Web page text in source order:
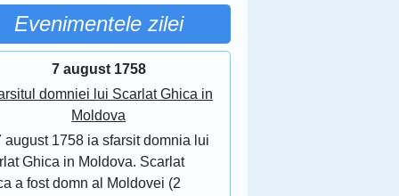
Evenimentele zilei
7 august 1758
domniei lui Scarlat Ghica in
Moldova
august 1758 ia sfarsit domnia lui
Ghica in Moldova. Scarlat
a fost domn al Moldovei (2